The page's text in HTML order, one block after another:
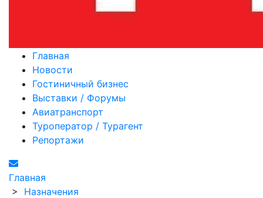
Главная
Новости
Гостиничный бизнес
Выставки / Форумы
Авиатранспорт
Туроператор / Турагент
Репортажи
Главная
> Назначения